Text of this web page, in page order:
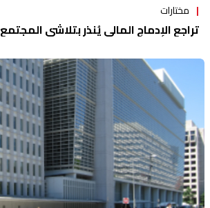
مختارات
تراجع الإدماج المالي يُنذر بتلاشي المجتمع